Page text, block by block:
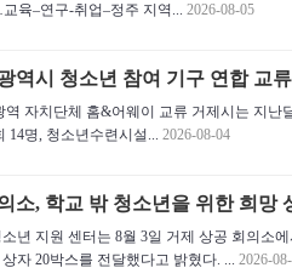
육–연구-취업–정주 지역... 2026-08-05
역시 청소년 참여 기구 연합 교
역 자치단체 홈&어웨이 교류 거제시는 지난
14명, 청소년수련시설... 2026-08-04
소, 학교 밖 청소년을 위한 희망
년 지원 센터는 8월 3일 거제 상공 회의소
자 20박스를 전달했다고 밝혔다. ... 2026-